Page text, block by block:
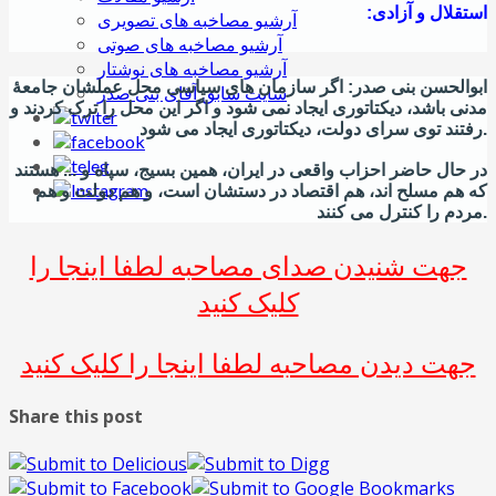
آرشیو مصاخبه های تصویری
آرشیو مصاخبه های صوتی
آرشیو مصاخبه های نوشتار
سایت سابق آقای بنی صدر
استقلال و آزادی:
ابوالحسن بنی صدر: اگر سازمان های سیاسی محل عملشان جامعۀ
مدنی باشد، دیکتاتوری ایجاد نمی شود و اگر این محل را ترک کردند و
رفتند توی سرای دولت، دیکتاتوری ایجاد می شود.
در حال حاضر احزاب واقعی در ایران، همین بسیج، سپاه و ... هستند
که هم مسلح اند، هم اقتصاد در دستشان است، و هم دولت و هم
مردم را کنترل می کنند.
جهت شنیدن صدای مصاحبه لطفا اینجا را
کلیک کنید
جهت دیدن مصاحبه لطفا اینجا را کلیک کنید
Share this post